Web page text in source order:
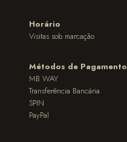
Horário
Visitas sob marcação
Métodos de Pagamento
MB WAY
Transferência Bancária
SPIN
PayPal